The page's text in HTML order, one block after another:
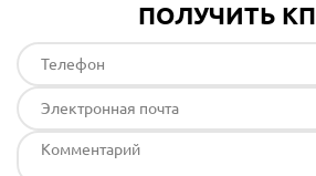
ПОЛУЧИТЬ КП